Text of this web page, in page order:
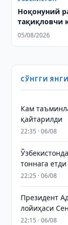
Ноқонуний
тақиқловчи
қабул
05/08/2026
СЎНГГИ
Кам
қайтарилди
22:35 · 06/08
тоннага етди
22:25 · 06/08
Президент
лойиҳаси
22:15 · 06/08